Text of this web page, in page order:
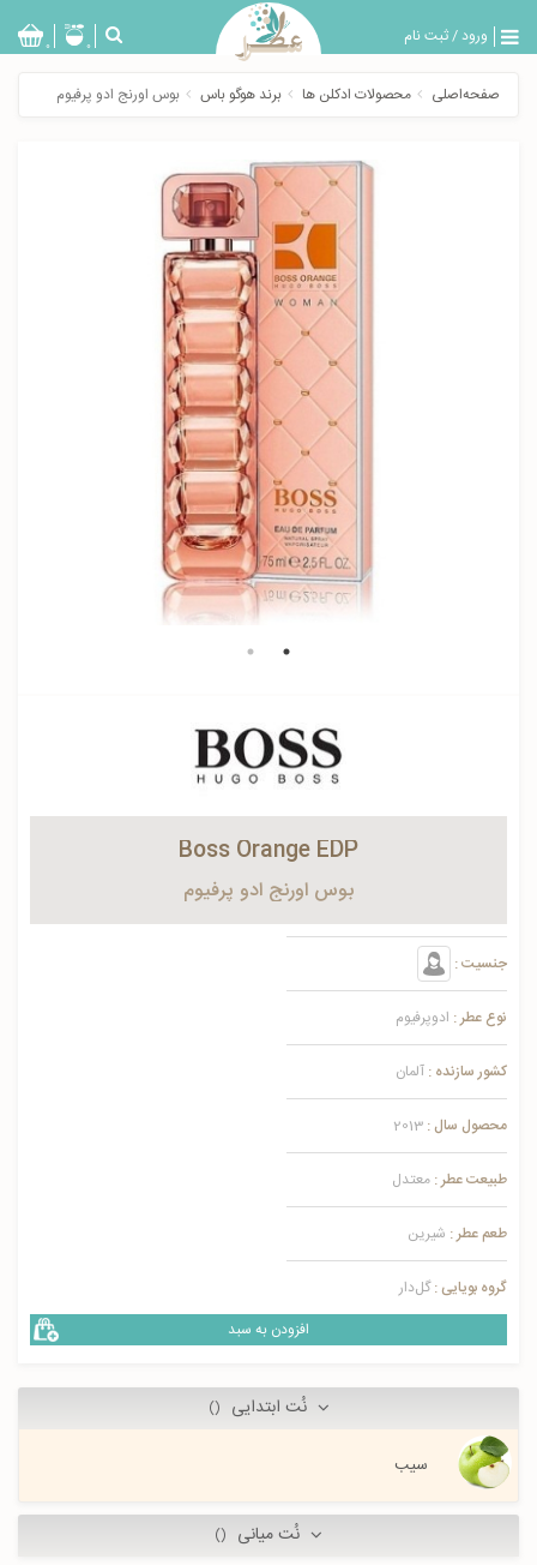
ورود/ثبت نام
بازگشت
0 0
صفحه‌اصلی محصولات ادکلن ها برند هوگو باس بوس اورنج ادو پرفیوم
Boss Orange EDP
بوس اورنج ادو پرفیوم
جنسیت :
نوع عطر : ادوپرفیوم
کشور سازنده : آلمان
محصول سال : 2013
طبیعت عطر : معتدل
طعم عطر : شیرین
گروه بویایی : گل‌دار
افزودن به سبد
نُت ابتدایی ()
سیب
نُت میانی ()